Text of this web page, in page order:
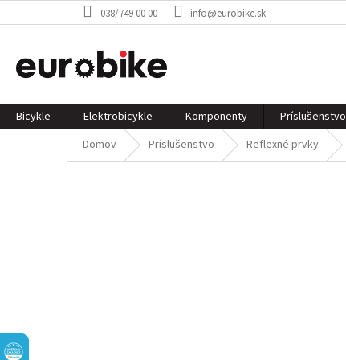
na
038/749 00 00 info@eurobike.sk
Bicykle Elektrobicykle Komponenty Príslušenstvo
Domov
Príslušenstvo Reflexné prvky